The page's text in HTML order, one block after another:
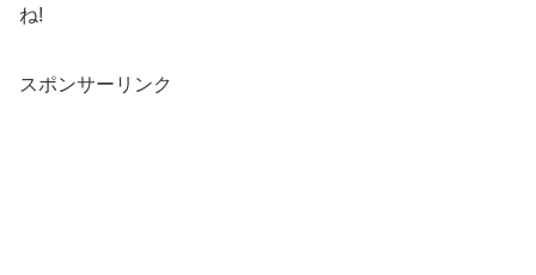
ね!
スポンサーリンク